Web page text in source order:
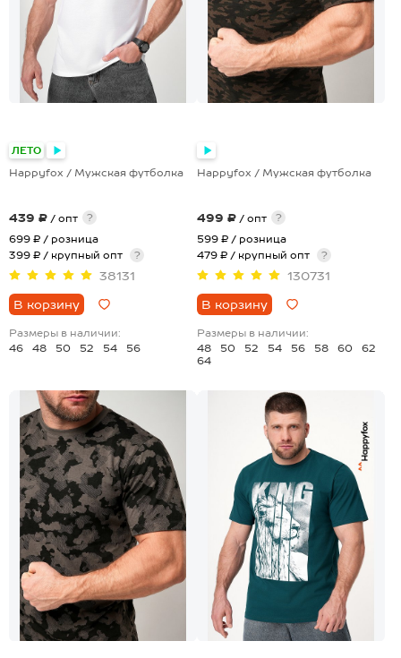
ЛЕТО
Happyfox / Мужская футболка
439 ₽ / опт
?
699 ₽ / розница
399 ₽ / крупный опт
?
38131
В корзину
Размеры в наличии:
46
48 50 52 54 56
Happyfox / Мужская футболка
499 ₽ / опт
?
599 ₽ / розница
479 ₽ / крупный опт
?
130731
В корзину
Размеры в наличии:
48
50 52 54 56 58 60
62
64